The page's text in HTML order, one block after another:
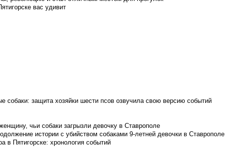
вас удивит
собаки: защита хозяйки шести псов озвучила свою версию событий
чьи собаки загрызли девочку в Ставрополе
истории с убийством собаками 9-летней девочки в Ставрополе
в Пятигорске: хронология событий